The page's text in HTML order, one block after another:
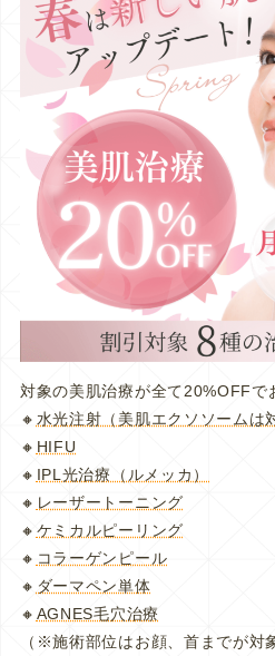
対象の美肌治療が全て20%OFFで
🔸 水光注射（美肌エクソソームは
🔸 HIFU
🔸 IPL光治療（ルメッカ）
🔸 レーザートーニング
🔸 ケミカルピーリング
🔸 コラーゲンピール
🔸 ダーマペン単体
🔸 AGNES毛穴治療
（※施術部位はお顔、首までが対